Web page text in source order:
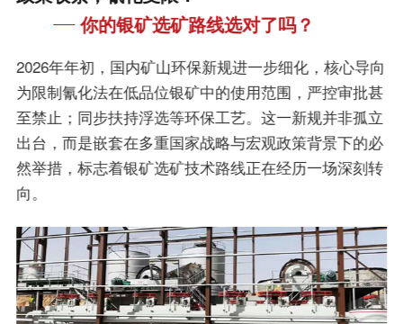
你的银矿选矿路线选对了吗？
2026年年初，国内矿山环保新规进一步细化，核心导向
为限制氰化法在低品位银矿中的使用范围，严控审批甚
至禁止；同步扶持浮选等环保工艺。这一新规并非孤立
出台，而是嵌套在多重国家战略与宏观政策背景下的必
然举措，标志着银矿选矿技术路线正在经历一场深刻转
向。